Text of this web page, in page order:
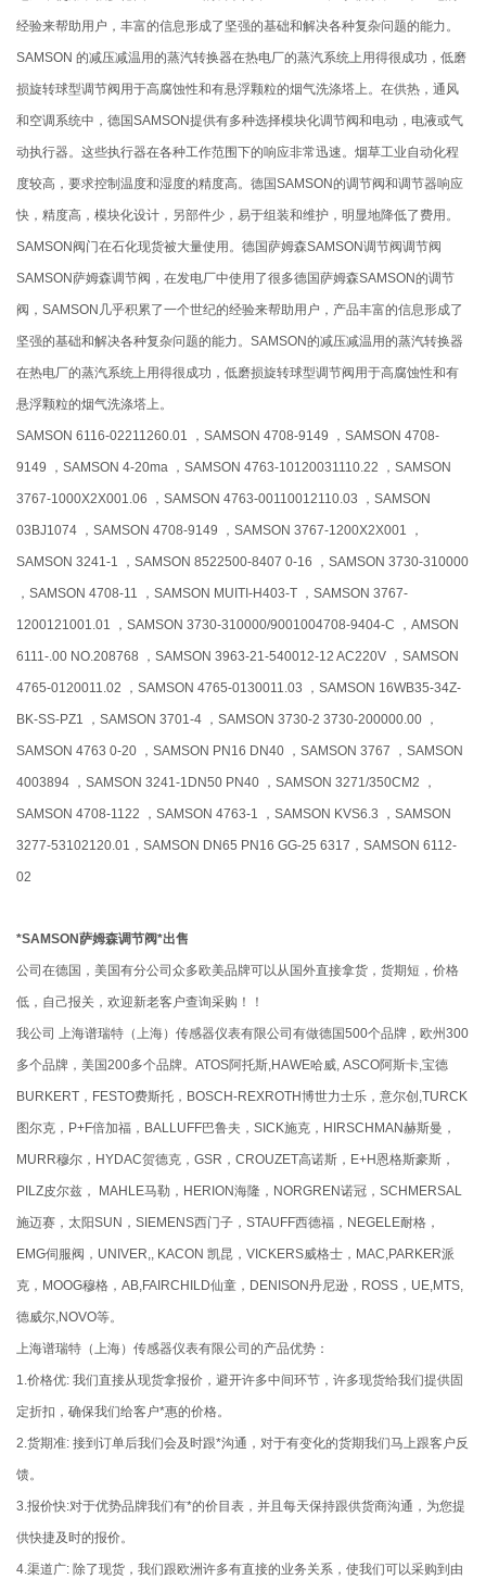
经验来帮助用户，丰富的信息形成了坚强的基础和解决各种复杂问题的能力。
SAMSON 的减压减温用的蒸汽转换器在热电厂的蒸汽系统上用得很成功，低磨
损旋转球型调节阀用于高腐蚀性和有悬浮颗粒的烟气洗涤塔上。在供热，通风
和空调系统中，德国SAMSON提供有多种选择模块化调节阀和电动，电液或气
动执行器。这些执行器在各种工作范围下的响应非常迅速。烟草工业自动化程
度较高，要求控制温度和湿度的精度高。德国SAMSON的调节阀和调节器响应
快，精度高，模块化设计，另部件少，易于组装和维护，明显地降低了费用。
SAMSON阀门在石化现货被大量使用。德国萨姆森SAMSON调节阀调节阀
SAMSON萨姆森调节阀，在发电厂中使用了很多德国萨姆森SAMSON的调节
阀，SAMSON几乎积累了一个世纪的经验来帮助用户，产品丰富的信息形成了
坚强的基础和解决各种复杂问题的能力。SAMSON的减压减温用的蒸汽转换器
在热电厂的蒸汽系统上用得很成功，低磨损旋转球型调节阀用于高腐蚀性和有
悬浮颗粒的烟气洗涤塔上。
SAMSON 6116-02211260.01 ，SAMSON 4708-9149 ，SAMSON 4708-
9149 ，SAMSON 4-20ma ，SAMSON 4763-10120031110.22 ，SAMSON
3767-1000X2X001.06 ，SAMSON 4763-00110012110.03 ，SAMSON
03BJ1074 ，SAMSON 4708-9149 ，SAMSON 3767-1200X2X001 ，
SAMSON 3241-1 ，SAMSON 8522500-8407 0-16 ，SAMSON 3730-310000
，SAMSON 4708-11 ，SAMSON MUITI-H403-T ，SAMSON 3767-
1200121001.01 ，SAMSON 3730-310000/9001004708-9404-C ，AMSON
6111-.00 NO.208768 ，SAMSON 3963-21-540012-12 AC220V ，SAMSON
4765-0120011.02 ，SAMSON 4765-0130011.03 ，SAMSON 16WB35-34Z-
BK-SS-PZ1 ，SAMSON 3701-4 ，SAMSON 3730-2 3730-200000.00 ，
SAMSON 4763 0-20 ，SAMSON PN16 DN40 ，SAMSON 3767 ，SAMSON
4003894 ，SAMSON 3241-1DN50 PN40 ，SAMSON 3271/350CM2 ，
SAMSON 4708-1122 ，SAMSON 4763-1 ，SAMSON KVS6.3 ，SAMSON
3277-53102120.01，SAMSON DN65 PN16 GG-25 6317，SAMSON 6112-
02
*SAMSON萨姆森调节阀*出售
公司在德国，美国有分公司众多欧美品牌可以从国外直接拿货，货期短，价格
低，自己报关，欢迎新老客户查询采购！！
我公司 上海谱瑞特（上海）传感器仪表有限公司有做德国500个品牌，欧州300
多个品牌，美国200多个品牌。ATOS阿托斯,HAWE哈威, ASCO阿斯卡,宝德
BURKERT，FESTO费斯托，BOSCH-REXROTH博世力士乐，意尔创,TURCK
图尔克，P+F倍加福，BALLUFF巴鲁夫，SICK施克，HIRSCHMAN赫斯曼，
MURR穆尔，HYDAC贺德克，GSR，CROUZET高诺斯，E+H恩格斯豪斯，
PILZ皮尔兹， MAHLE马勒，HERION海隆，NORGREN诺冠，SCHMERSAL
施迈赛，太阳SUN，SIEMENS西门子，STAUFF西德福，NEGELE耐格，
EMG伺服阀，UNIVER,, KACON 凯昆，VICKERS威格士，MAC,PARKER派
克，MOOG穆格，AB,FAIRCHILD仙童，DENISON丹尼逊，ROSS，UE,MTS,
德威尔,NOVO等。
上海谱瑞特（上海）传感器仪表有限公司的产品优势：
1.价格优: 我们直接从现货拿报价，避开许多中间环节，许多现货给我们提供固
定折扣，确保我们给客户*惠的价格。
2.货期准: 接到订单后我们会及时跟*沟通，对于有变化的货期我们马上跟客户反
馈。
3.报价快:对于优势品牌我们有*的价目表，并且每天保持跟供货商沟通，为您提
供快捷及时的报价。
4.渠道广: 除了现货，我们跟欧洲许多有直接的业务关系，使我们可以采购到由